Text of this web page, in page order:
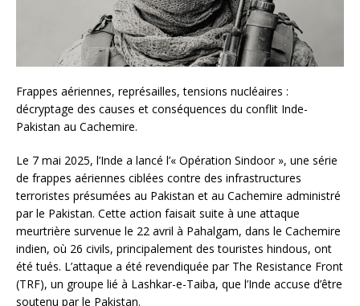
Frappes aériennes, représailles, tensions nucléaires :
décryptage des causes et conséquences du conflit Inde-
Pakistan au Cachemire.
Le 7 mai 2025, l’Inde a lancé l’« Opération Sindoor », une série
de frappes aériennes ciblées contre des infrastructures
terroristes présumées au Pakistan et au Cachemire administré
par le Pakistan. Cette action faisait suite à une attaque
meurtrière survenue le 22 avril à Pahalgam, dans le Cachemire
indien, où 26 civils, principalement des touristes hindous, ont
été tués. L’attaque a été revendiquée par The Resistance Front
(TRF), un groupe lié à Lashkar-e-Taiba, que l’Inde accuse d’être
soutenu par le Pakistan.